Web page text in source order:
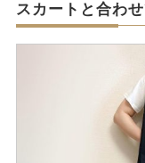
スカートと合わ